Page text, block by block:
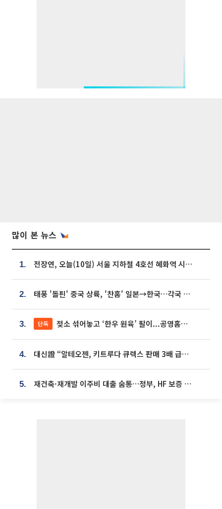
많이 본 뉴스
1. 전장연, 오늘(10일) 서울 지하철 4호선 혜화역 시위…1호선 용산역 무정차
2. 태풍 '돌핀' 중국 상륙, '찬홈' 일본→한국…각국 기상청 예상 경로는?
3. 단독 젖소 섞어놓고 ‘한우 원육’ 팔이...공영홈쇼핑 표기·검증 구멍
4. 대신證 “알테오젠, 키트루다 큐렉스 판매 3배 급증…목표가 41만원 상향”
5. 재건축·재개발 이주비 대출 숨통…정부, HF 보증 신설 추진